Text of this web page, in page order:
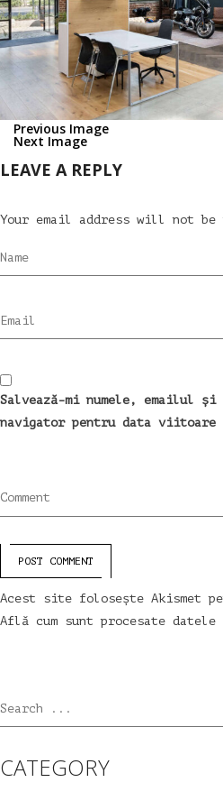
Previous Image
Next Image
LEAVE A REPLY
Your email address will not be
Name
Email
Salvează-mi numele, emailul
navigator pentru data viitoare
Comment
POST COMMENT
Acest site folosește Akismet
Află cum sunt procesate
Search ...
CATEGORY